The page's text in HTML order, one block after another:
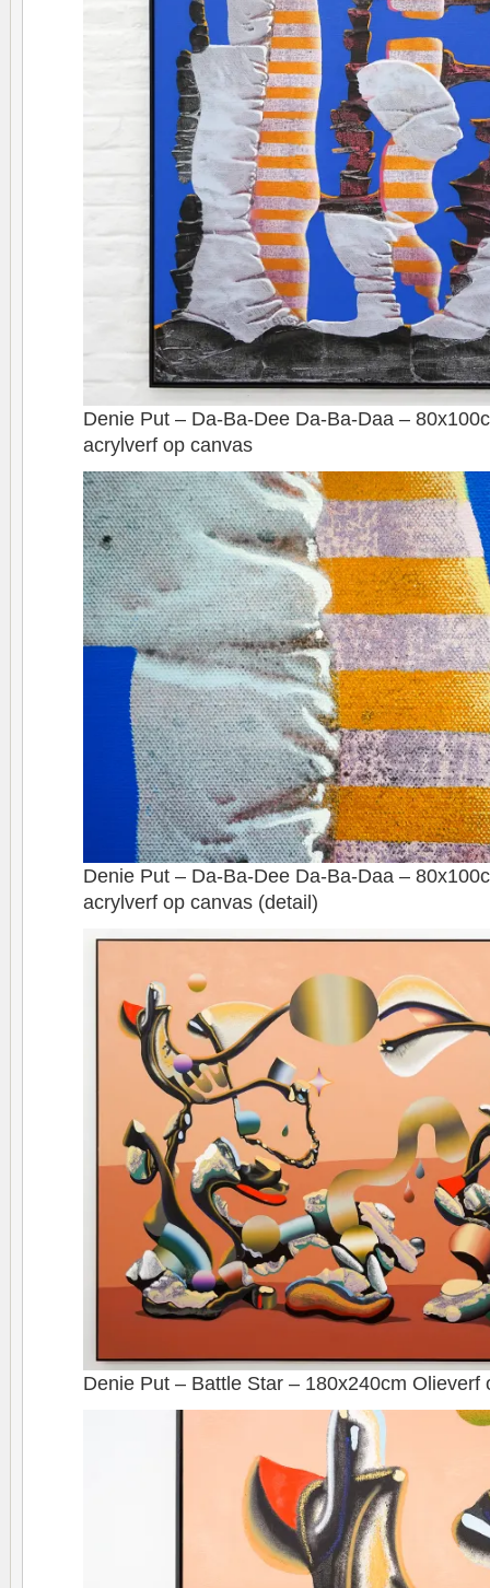
Denie Put – Da-Ba-Dee Da-Ba-Daa –
acrylverf op canvas
Denie Put – Da-Ba-Dee Da-Ba-Daa –
acrylverf op canvas (detail)
Denie Put – Battle Star – 180x240cm Olieverf